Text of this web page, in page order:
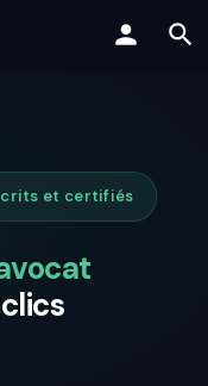
et certifiés